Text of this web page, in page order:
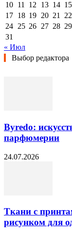
10 11 12 13 14 15
17 18 19 20 21 22
24 25 26 27 28 29
31
« Июл
Выбор редактора
Byredo:
парфюмерии
24.07.2026
Ткани с
рисунком для